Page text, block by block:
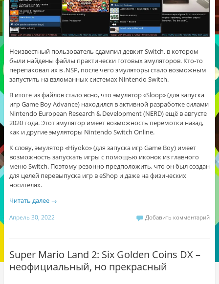
Неизвестный пользователь сдампил девкит Switch, в котором
были найдены файлы практически готовых эмуляторов. Кто-то
перепаковал их в .NSP, после чего эмуляторы стало возможным
запустить на взломанных системах Nintendo Switch.
В итоге из файлов стало ясно, что эмулятор «Sloop» (для запуска
игр Game Boy Advance) находился в активной разработке силами
Nintendo European Research & Development (NERD) ещё в августе
2020 года. Этот эмулятор имеет возможность перемотки назад,
как и другие эмуляторы Nintendo Switch Online.
К слову, эмулятор «Hiyoko» (для запуска игр Game Boy) имеет
возможность запускать игры c помощью иконок из главного
меню Switch. Поэтому резонно предположить, что он был создан
для целей перевыпуска игр в eShop и даже на физических
носителях.
Читать далее →
Апрель 30, 2022 Добавить комментарий
Super Mario Land 2: Six Golden Coins DX –
неофициальный, но прекрасный